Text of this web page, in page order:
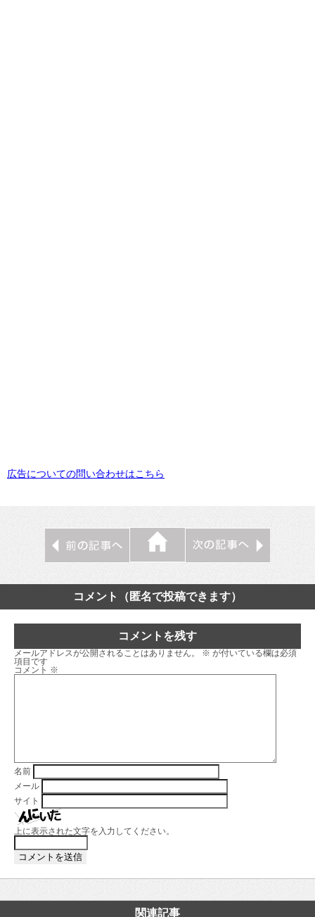
広告についての問い合わせはこちら
コメント（匿名で投稿できます）
コメントを残す
メールアドレスが公開されることはありません。 ※ が付いている欄は必須
項目です
コメント ※
名前
メール
サイト
上に表示された文字を入力してください。
関連記事